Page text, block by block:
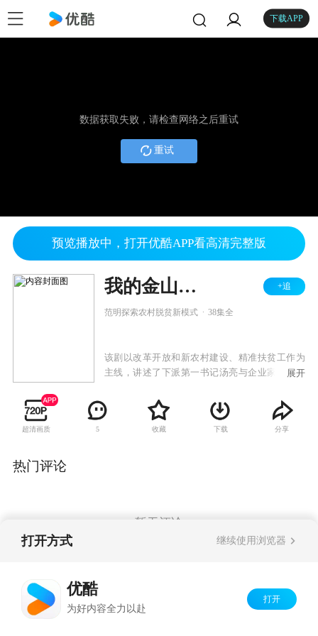
下载APP
数据获取失败，请检查网络之后重试
重试
预览播放中，打开优酷APP看高清完整版
我的金山银山 +追
范明探索农村脱贫新模式 38集全
该剧以改革开放和新农村建设、精准扶贫工作为
主线，讲述了下派第一书记汤亮与企业家汤小君
让家乡脱贫致富奔小康的故事。故事围绕炸掉污
染严重的水泥厂、扶贫、村主任改选、修路、征
地拆迁和回迁、联营养殖和种植、发展旅游和占
展开
超清画质 5 收藏 下载 分享
热门评论
暂无评论
打开方式 继续使用浏览器
优酷
为好内容全力以赴
打开